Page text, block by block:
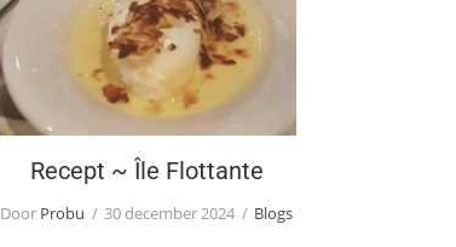
Recept ~ Île Flottante
Recept ~ Île Flottante
Door Probu 30 december 2024 Blogs